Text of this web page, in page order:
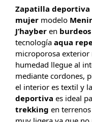
Zapatilla deportiva
mujer modelo
J’hayber en burdeos
tecnologí­a aqua
microporosa exterior
humedad llegue al
mediante cordones,
el interior es textil y
deportiva es ideal
trekking en